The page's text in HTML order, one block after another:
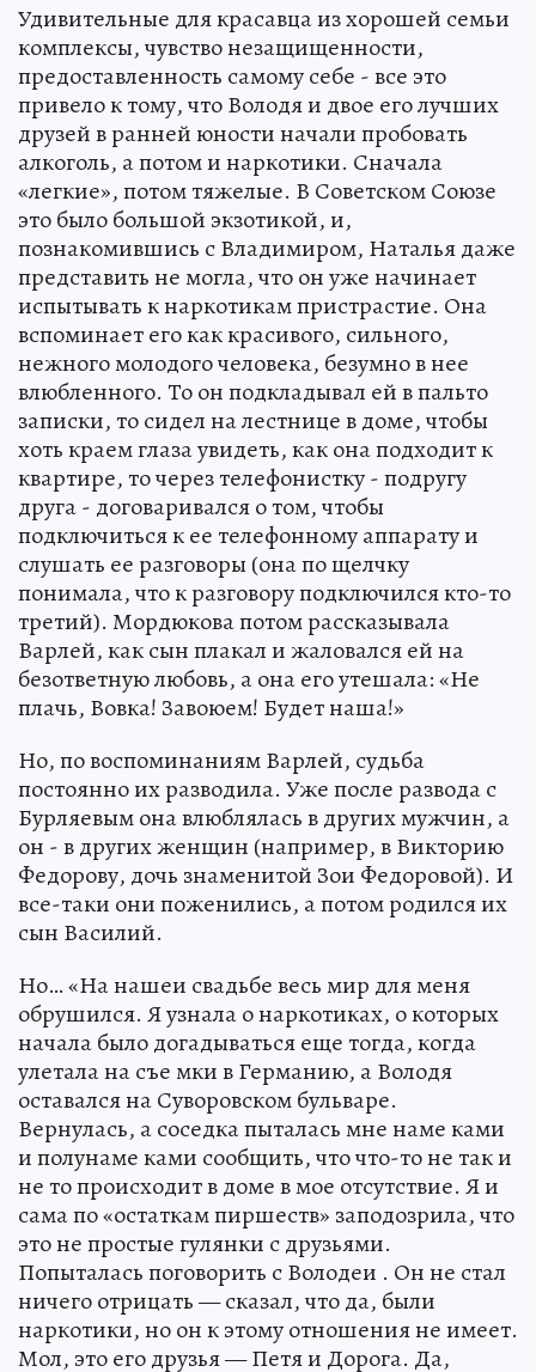
Удивительные для красавца из хорошей семьи
комплексы, чувство незащищенности,
предоставленность самому себе - все это
привело к тому, что Володя и двое его лучших
друзей в ранней юности начали пробовать
алкоголь, а потом и наркотики. Сначала
«легкие», потом тяжелые. В Советском Союзе
это было большой экзотикой, и,
познакомившись с Владимиром, Наталья даже
представить не могла, что он уже начинает
испытывать к наркотикам пристрастие. Она
вспоминает его как красивого, сильного,
нежного молодого человека, безумно в нее
влюбленного. То он подкладывал ей в пальто
записки, то сидел на лестнице в доме, чтобы
хоть краем глаза увидеть, как она подходит к
квартире, то через телефонистку - подругу
друга - договаривался о том, чтобы
подключиться к ее телефонному аппарату и
слушать ее разговоры (она по щелчку
понимала, что к разговору подключился кто-то
третий). Мордюкова потом рассказывала
Варлей, как сын плакал и жаловался ей на
безответную любовь, а она его утешала: «Не
плачь, Вовка! Завоюем! Будет наша!»
Но, по воспоминаниям Варлей, судьба
постоянно их разводила. Уже после развода с
Бурляевым она влюблялась в других мужчин, а
он - в других женщин (например, в Викторию
Федорову, дочь знаменитой Зои Федоровой). И
все-таки они поженились, а потом родился их
сын Василий.
Но… «На нашеи свадьбе весь мир для меня
обрушился. Я узнала о наркотиках, о которых
начала было догадываться еще тогда, когда
улетала на съе мки в Германию, а Володя
оставался на Суворовском бульваре.
Вернулась, а соседка пыталась мне наме ками
и полунаме ками сообщить, что что-то не так и
не то происходит в доме в мое отсутствие. Я и
сама по «остаткам пиршеств» заподозрила, что
это не простые гулянки с друзьями.
Попыталась поговорить с Володеи . Он не стал
ничего отрицать — сказал, что да, были
наркотики, но он к этому отношения не имеет.
Мол, это его друзья — Петя и Дорога. Да,